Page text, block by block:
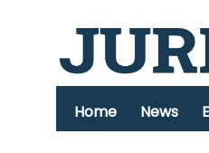
Home News